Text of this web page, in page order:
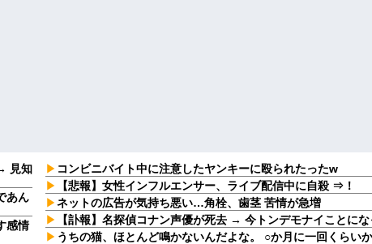
見知
あん
感情
コンビニバイト中に注意したヤンキーに殴られたったw
【悲報】女性インフルエンサー、ライブ配信中に自殺 ⇒！
ネットの広告が気持ち悪い…角栓、歯茎 苦情が急増
【訃報】名探偵コナン声優が死去 → 今トンデモナイことにな
うちの猫、ほとんど鳴かないんだよな。 ○か月に一回くらいか